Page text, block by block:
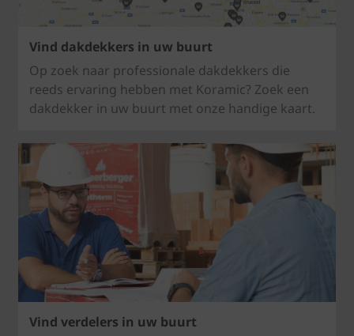
Vind dakdekkers in uw buurt
Op zoek naar professionale dakdekkers die
reeds ervaring hebben met Koramic? Zoek een
dakdekker in uw buurt met onze handige kaart.
Vind verdelers in uw buurt